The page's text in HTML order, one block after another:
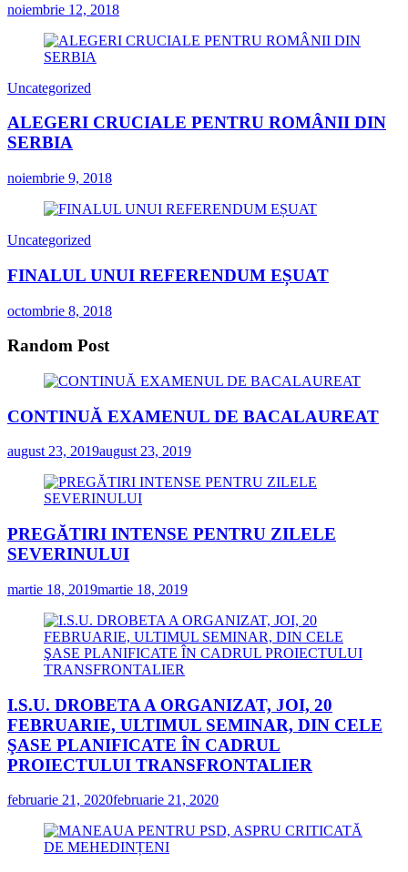
noiembrie 12, 2018
Uncategorized
ALEGERI CRUCIALE PENTRU ROMÂNII DIN
SERBIA
noiembrie 9, 2018
Uncategorized
FINALUL UNUI REFERENDUM EȘUAT
octombrie 8, 2018
Random Post
CONTINUĂ EXAMENUL DE BACALAUREAT
august 23, 2019august 23, 2019
PREGĂTIRI INTENSE PENTRU ZILELE
SEVERINULUI
martie 18, 2019martie 18, 2019
I.S.U. DROBETA A ORGANIZAT, JOI, 20
FEBRUARIE, ULTIMUL SEMINAR, DIN CELE
ŞASE PLANIFICATE ÎN CADRUL
PROIECTULUI TRANSFRONTALIER
februarie 21, 2020februarie 21, 2020